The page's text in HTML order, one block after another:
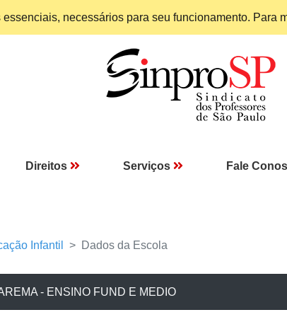
necessários para seu funcionamento. Para
Direitos Serviços Fale
Infantil Dados da Escola
- ENSINO FUND E MEDIO